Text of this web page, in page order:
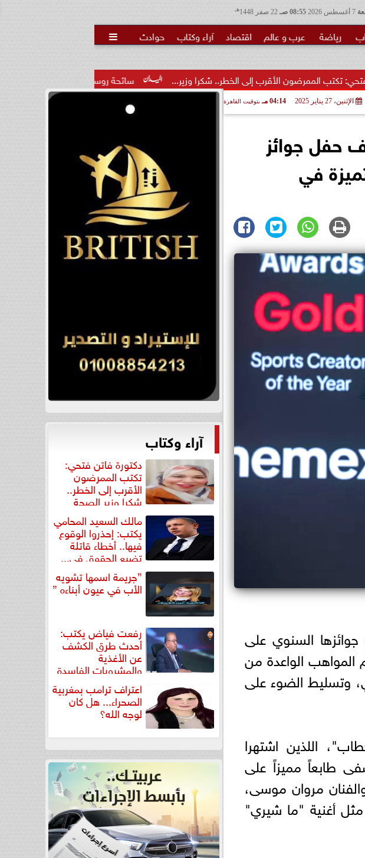
08:55 صـ هـ
رياضة عرب و عالم اقتصاد آراء وكتاب حوادث 
سائحة روسية لـ”مراسي”: الغردقة تجمع بين الموقع الأقرب إلى الخطر.. شكرا وزير...
الإثنين، 27 يناير 2025 04:14 مـ بتوقيت القاهرة
حفل جوائز
في
السنوي على
المواهب الواعدة من
وتسليط الضوء على
اللذين اشتهرا
طابعاً مميزاً على
مروان موسى،
مثل أغنية "ما شيري"
آراء وكتاب
دكتورة فاتن فتحي:
تكتب الممرضون
الأقرب إلى الخطر..
شكرا وزير الصحة
لتكريم... مالك السعيد المحامي
يكتب: إحذروا الوقوع
فيها.. أخطاء قاتلة
تضيع الحقوق في...
”جريمة اسمها تشويه
الأب في عيون أبناءه ”
رفعت فياض يكتب:
أحدث طرق الكشف
عن الأغذية
والمشروبات الفاسدة
اعتراف ترامب بمغربية
الصحراء... هل كان
لوجه الله؟